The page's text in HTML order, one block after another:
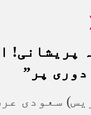
پریشانی!
پر”
سعودی